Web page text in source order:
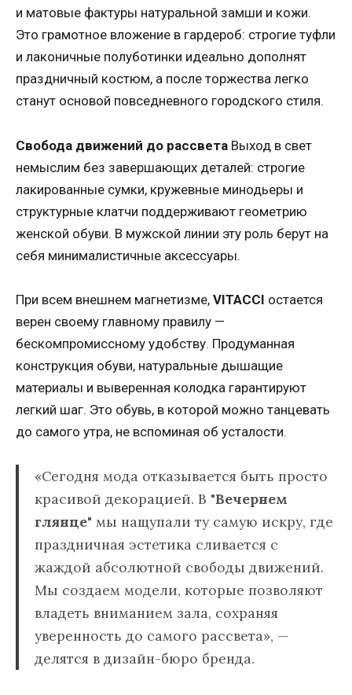
и матовые фактуры натуральной замши и кожи.
Это грамотное вложение в гардероб: строгие туфли
и лаконичные полуботинки идеально дополнят
праздничный костюм, а после торжества легко
станут основой повседневного городского стиля.
Свобода движений до рассвета Выход в свет
немыслим без завершающих деталей: строгие
лакированные сумки, кружевные минодьеры и
структурные клатчи поддерживают геометрию
женской обуви. В мужской линии эту роль берут на
себя минималистичные аксессуары.
При всем внешнем магнетизме, VITACCI остается
верен своему главному правилу —
бескомпромиссному удобству. Продуманная
конструкция обуви, натуральные дышащие
материалы и выверенная колодка гарантируют
легкий шаг. Это обувь, в которой можно танцевать
до самого утра, не вспоминая об усталости.
«Сегодня мода отказывается быть просто
красивой декорацией. В "Вечернем
глянце" мы нащупали ту самую искру, где
праздничная эстетика сливается с
жаждой абсолютной свободы движений.
Мы создаем модели, которые позволяют
владеть вниманием зала, сохраняя
уверенность до самого рассвета», —
делятся в дизайн-бюро бренда.